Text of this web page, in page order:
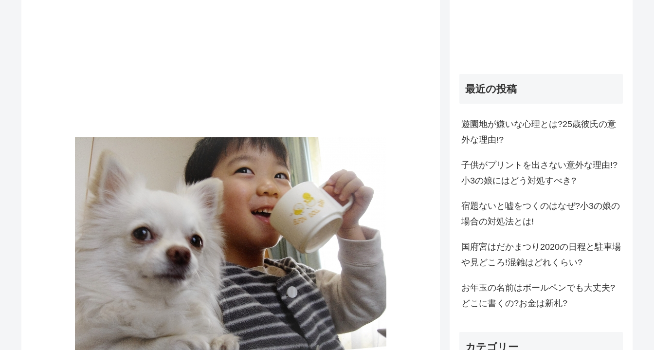
最近の投稿
遊園地が嫌いな心理とは?25歳彼氏の意
外な理由!?
子供がプリントを出さない意外な理由!?
小3の娘にはどう対処すべき?
宿題ないと嘘をつくのはなぜ?小3の娘の
場合の対処法とは!
国府宮はだかまつり2020の日程と駐車場
や見どころ!混雑はどれくらい?
お年玉の名前はボールペンでも大丈夫?
どこに書くの?お金は新札?
カテゴリー